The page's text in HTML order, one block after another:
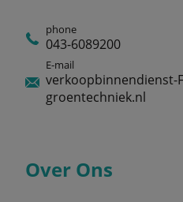
phone
043-6089200
E-mail
verkoopbinnendienst-
groentechniek.nl
Over Ons